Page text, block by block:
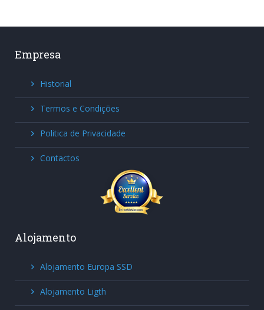
Empresa
Historial
Termos e Condições
Politica de Privacidade
Contactos
Alojamento
Alojamento Europa SSD
Alojamento Ligth